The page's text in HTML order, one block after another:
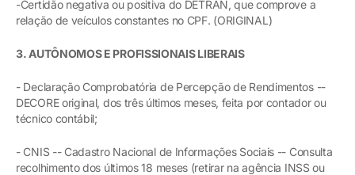
-Certidão negativa ou positiva do DETRAN, que comprove a
relação de veículos constantes no CPF. (ORIGINAL)
3. AUTÔNOMOS E PROFISSIONAIS LIBERAIS
- Declaração Comprobatória de Percepção de Rendimentos --
DECORE original, dos três últimos meses, feita por contador ou
técnico contábil;
- CNIS -- Cadastro Nacional de Informações Sociais -- Consulta
recolhimento dos últimos 18 meses (retirar na agência INSS ou